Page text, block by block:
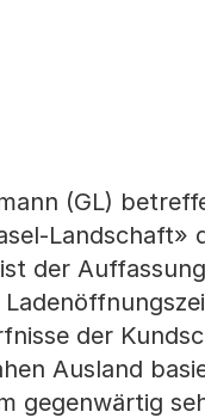
(GL)
Landschaft»
der
der
Ausland
gegenwärtig